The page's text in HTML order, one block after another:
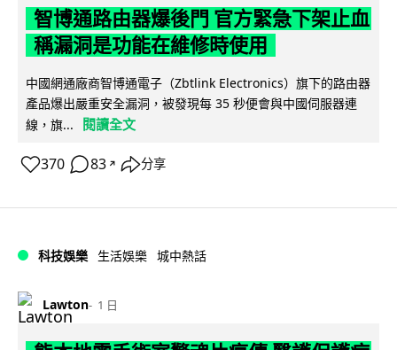
智博通路由器爆後門 官方緊急下架止血
稱漏洞是功能在維修時使用
中國網通廠商智博通電子（Zbtlink Electronics）旗下的路由器
產品爆出嚴重安全漏洞，被發現每 35 秒便會與中國伺服器連
線，旗...
閱讀全文
370 83 ↗ 分享
科技娛樂 生活娛樂 城中熱話
Lawton 1 日